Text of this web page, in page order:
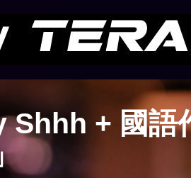
Shhh + 國語